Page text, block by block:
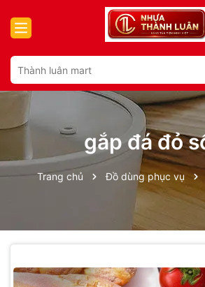
gắp đá đỏ
Trang chủ Đồ dùng phục vụ